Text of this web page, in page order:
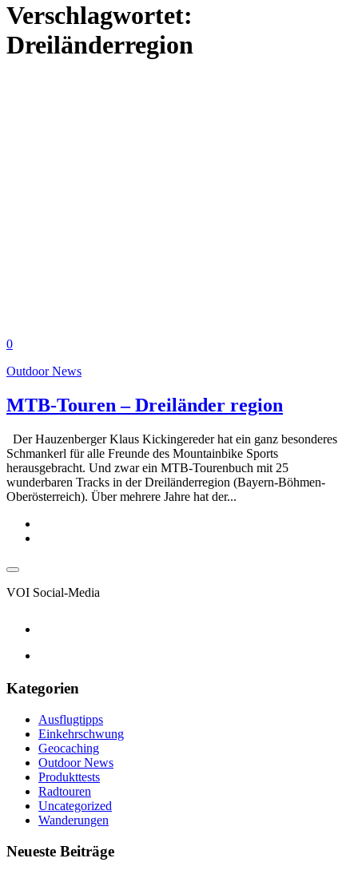
Verschlagwortet:
Dreiländerregion
0
Outdoor News
MTB-Touren – Dreiländer region
Der Hauzenberger Klaus Kickingereder hat ein ganz besonderes
Schmankerl für alle Freunde des Mountainbike Sports
herausgebracht. Und zwar ein MTB-Tourenbuch mit 25
wunderbaren Tracks in der Dreiländerregion (Bayern-Böhmen-
Oberösterreich). Über mehrere Jahre hat der...
VOI Social-Media
Kategorien
Ausflugtipps
Einkehrschwung
Geocaching
Outdoor News
Produkttests
Radtouren
Uncategorized
Wanderungen
Neueste Beiträge